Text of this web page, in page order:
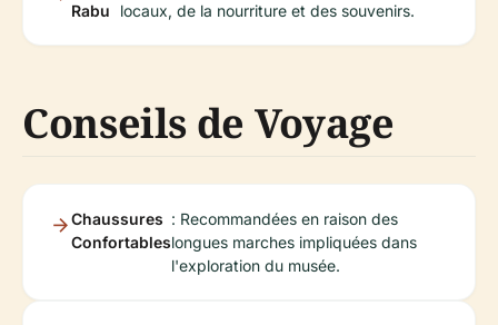
Rabu
locaux, de la nourriture et des souvenirs.
Conseils de Voyage
Chaussures
Confortables
: Recommandées en raison des
longues marches impliquées dans
l'exploration du musée.